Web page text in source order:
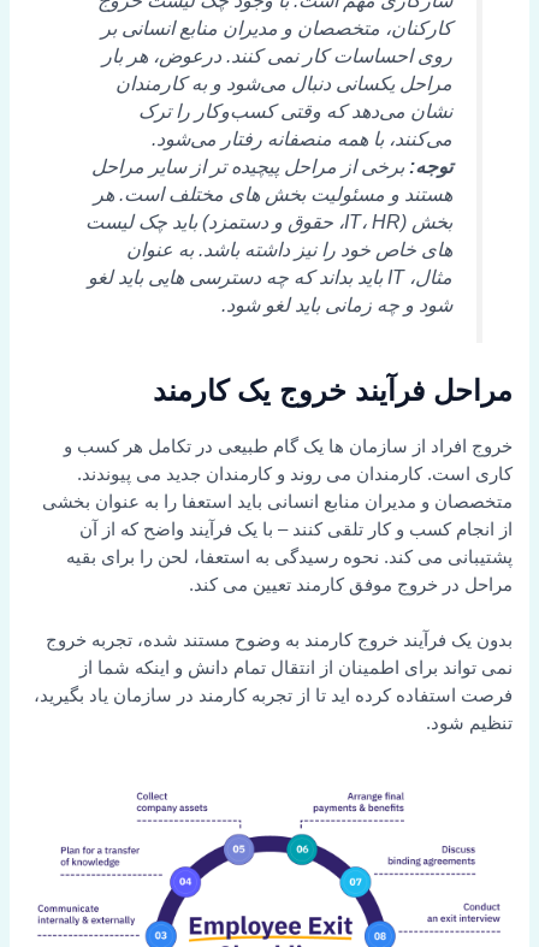
کارکنان، متخصصان و مدیران منابع انسانی بر
روی احساسات کار نمی کنند. درعوض، هر بار
مراحل یکسانی دنبال می‌شود و به کارمندان
نشان می‌دهد که وقتی کسب‌وکار را ترک
می‌کنند، با همه منصفانه رفتار می‌شود.
توجه: برخی از مراحل پیچیده تر از سایر مراحل
هستند و مسئولیت بخش های مختلف است. هر
بخش (IT، HR، حقوق و دستمزد) باید چک لیست
های خاص خود را نیز داشته باشد. به عنوان
مثال، IT باید بداند که چه دسترسی هایی باید لغو
شود و چه زمانی باید لغو شود.
مراحل فرآیند خروج یک کارمند
خروج افراد از سازمان ها یک گام طبیعی در تکامل هر کسب و
کاری است. کارمندان می روند و کارمندان جدید می پیوندند.
متخصصان و مدیران منابع انسانی باید استعفا را به عنوان بخشی
از انجام کسب و کار تلقی کنند – با یک فرآیند واضح که از آن
پشتیبانی می کند. نحوه رسیدگی به استعفا، لحن را برای بقیه
مراحل در خروج موفق کارمند تعیین می کند.
بدون یک فرآیند خروج کارمند به وضوح مستند شده، تجربه خروج
نمی تواند برای اطمینان از انتقال تمام دانش و اینکه شما از
فرصت استفاده کرده اید تا از تجربه کارمند در سازمان یاد بگیرید،
تنظیم شود.